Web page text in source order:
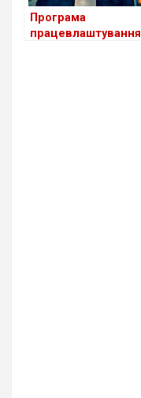
Програма
працевлаштування